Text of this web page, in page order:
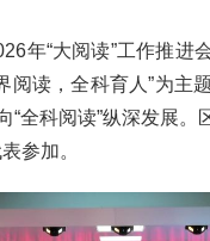
年“大阅读”工作推进
阅读，全科育人”为主
“全科阅读”纵深发展
参加。